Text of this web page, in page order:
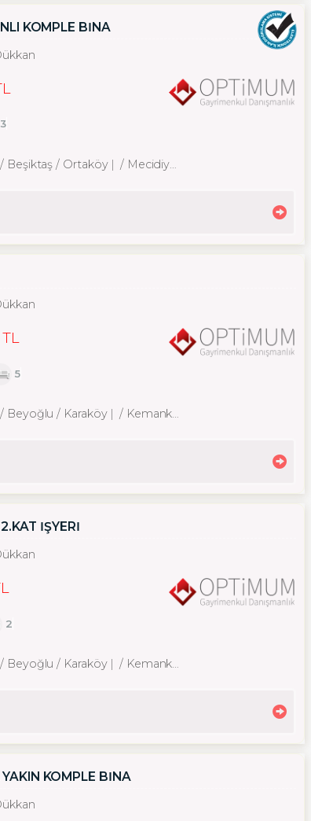
KOMPLE BİNA
3
Beşiktaş / Ortaköy / Mecidiye Mah.
5
Beyoğlu / Karaköy / Kemankeş Karamustafa Paşa Mah.
İŞYERİ
2
Beyoğlu / Karaköy / Kemankeş Karamustafa Paşa Mah.
KOMPLE BİNA